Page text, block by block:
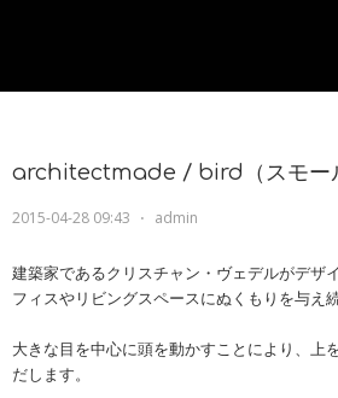
architectmade / bird（スモー
2015-04-28 09:43 ⋅ admin
建築家であるクリスチャン・ヴェデルがデザ
フィスやリビングスペースにぬくもりを与え
大きな目を中心に頭を動かすことにより、上
だします。